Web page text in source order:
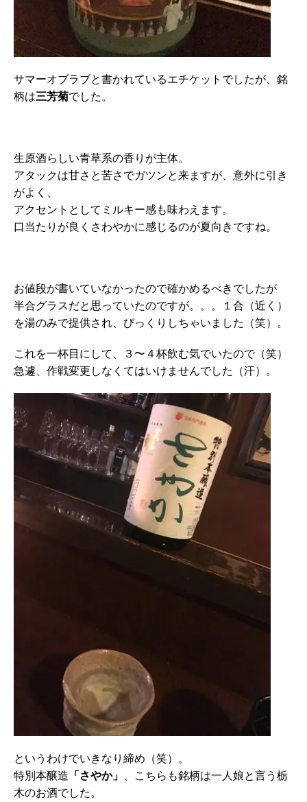
サマーオブラブと書かれているエチケットでしたが、銘
柄は三芳菊でした。
生原酒らしい青草系の香りが主体。
アタックは甘さと苦さでガツンと来ますが、意外に引き
がよく、
アクセントとしてミルキー感も味わえます。
口当たりが良くさわやかに感じるのが夏向きですね。
お値段が書いていなかったので確かめるべきでしたが
半合グラスだと思っていたのですが。。。１合（近く）
を湯のみで提供され、びっくりしちゃいました（笑）。
これを一杯目にして、３〜４杯飲む気でいたので（笑）
急遽、作戦変更しなくてはいけませんでした（汗）。
というわけでいきなり締め（笑）。
特別本醸造 「さやか」 、こちらも銘柄は一人娘と言う栃
木のお酒でした。